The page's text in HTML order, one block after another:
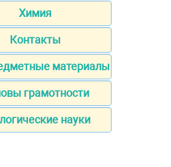
Химия
Контакты
материалы
грамотности
науки